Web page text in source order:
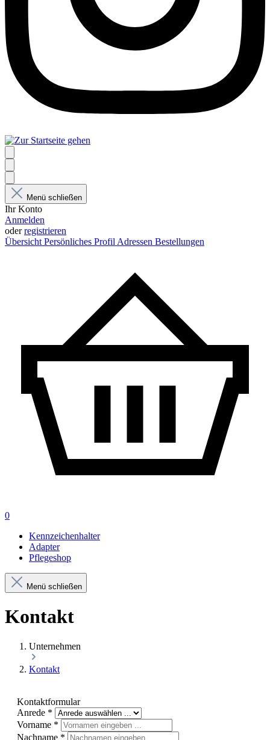
Menü schließen
Ihr Konto
Anmelden
oderregistrieren
Übersicht Persönliches Profil Adressen Bestellungen
0
Kennzeichenhalter
Adapter
Pflegeshop
Menü schließen
Kontakt
Unternehmen
Kontakt
Kontaktformular
Anrede *
Vorname *
Nachname *